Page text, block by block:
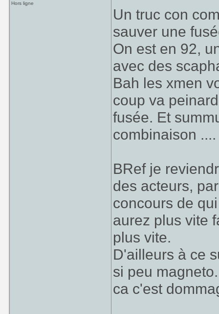
Hors ligne
Un truc con
sauver une
On est en 92,
avec des
Bah les xmen
coup va
fusée. Et
combinaison ....
BRef je
des acteurs,
concours de
aurez plus vite
plus vite.
D'ailleurs à ce
si peu
ca c'est